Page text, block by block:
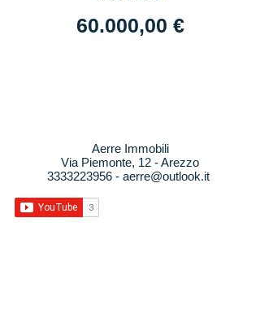
Prezzo
60.000,00 €
Aerre Immobili
Via Piemonte, 12 - Arezzo
3333223956 - aerre@outlook.it